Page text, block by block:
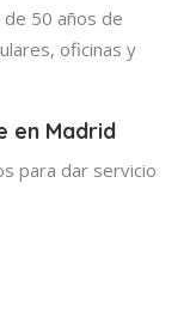
50 años de
oficinas y
en Madrid
para dar servicio